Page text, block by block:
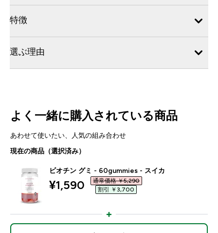
特徴
選ぶ理由
よく一緒に購入されている商品
あわせて使いたい、人気の組み合わせ
現在の商品（選択済み）
ビオチン グミ - 60gummies - スイカ
discounted price
¥1,590‎
通常価格 ￥5,290‎
割引 ￥3,700‎